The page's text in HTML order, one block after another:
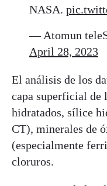
NASA.
— Atomun
April 28, 2023
El análisis de los
capa superficial de
hidratados, sílice
CT), minerales de
(especialmente
cloruros.